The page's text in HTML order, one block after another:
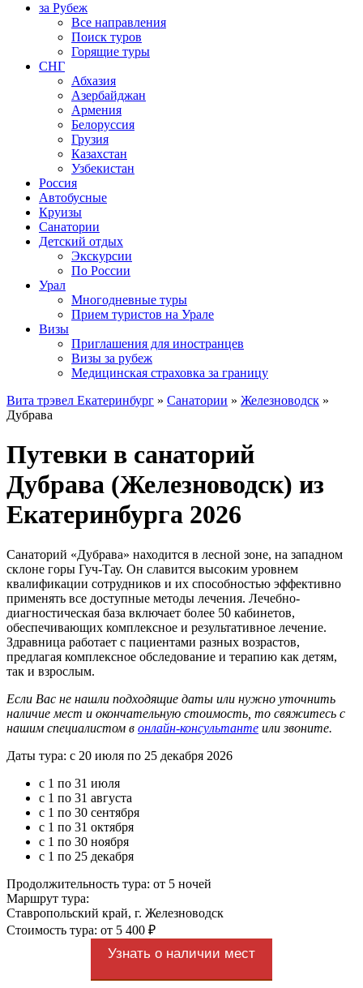
за Рубеж
Все направления
Поиск туров
Горящие туры
СНГ
Абхазия
Азербайджан
Армения
Белоруссия
Грузия
Казахстан
Узбекистан
Россия
Автобусные
Круизы
Санатории
Детский отдых
Экскурсии
По России
Урал
Многодневные туры
Прием туристов на Урале
Визы
Приглашения для иностранцев
Визы за рубеж
Медицинская страховка за границу
Вита трэвел Екатеринбург » Санатории » Железноводск »
Дубрава
Путевки в санаторий
Дубрава (Железноводск) из
Екатеринбурга 2026
Санаторий «Дубрава» находится в лесной зоне, на западном
склоне горы Гуч-Тау. Он славится высоким уровнем
квалификации сотрудников и их способностью эффективно
применять все доступные методы лечения. Лечебно-
диагностическая база включает более 50 кабинетов,
обеспечивающих комплексное и результативное лечение.
Здравница работает с пациентами разных возрастов,
предлагая комплексное обследование и терапию как детям,
так и взрослым.
Если Вас не нашли подходящие даты или нужно уточнить
наличие мест и окончательную стоимость, то свяжитесь с
нашим специалистом в онлайн-консультанте или звоните.
Даты тура: с 20 июля по 25 декабря 2026
с 1 по 31 июля
с 1 по 31 августа
с 1 по 30 сентября
с 1 по 31 октября
с 1 по 30 ноября
с 1 по 25 декабря
Продолжительность тура: от 5 ночей
Маршрут тура:
Ставропольский край, г. Железноводск
Стоимость тура: от 5 400 ₽
Узнать о наличии мест